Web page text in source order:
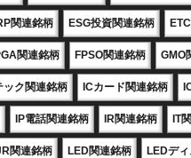
関連銘柄 ESG投資関連銘柄
関連銘柄 FPSO関連銘柄 GMO
ック関連銘柄 ICカード関連銘柄
IP電話関連銘柄 IR関連銘柄 IT
関連銘柄 LED関連銘柄 LEDデ